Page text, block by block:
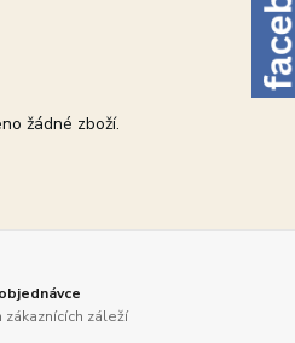
žádné zboží.
zákaznících záleží